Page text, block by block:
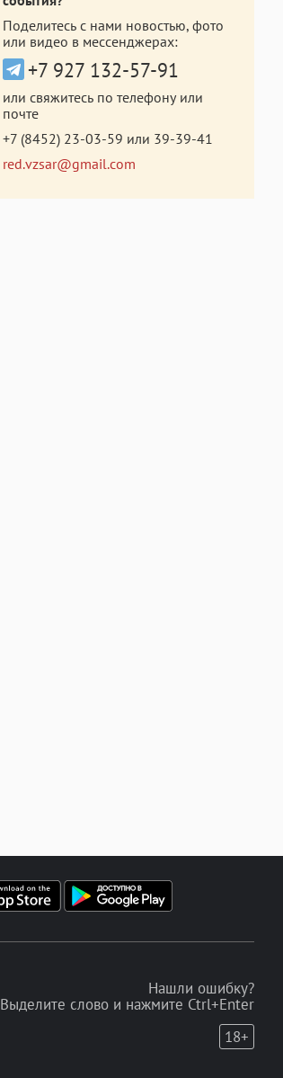
Поделитесь с нами новостью, фото
или видео в мессенджерах:
+7 927 132-57-91
или свяжитесь по телефону или
почте
+7 (8452) 23-03-59 или 39-39-41
red.vzsar@gmail.com
Нашли ошибку?
Выделите слово и нажмите Ctrl+Enter
18+